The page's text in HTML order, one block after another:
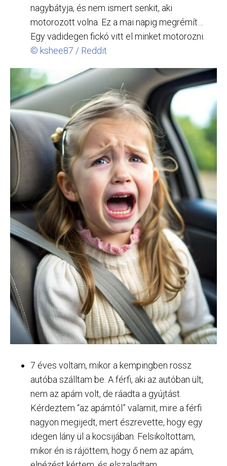
nagybátyja, és nem ismert senkit, aki
motorozott volna. Ez a mai napig megrémít…
Egy vadidegen fickó vitt el minket motorozni.
© kshee87 / Reddit
7 éves voltam, mikor a kempingben rossz
autóba szálltam be. A férfi, aki az autóban ült,
nem az apám volt, de ráadta a gyújtást.
Kérdeztem “az apámtól” valamit, mire a férfi
nagyon megijedt, mert észrevette, hogy egy
idegen lány ül a kocsijában. Felsikoltottam,
mikor én is rájöttem, hogy ő nem az apám,